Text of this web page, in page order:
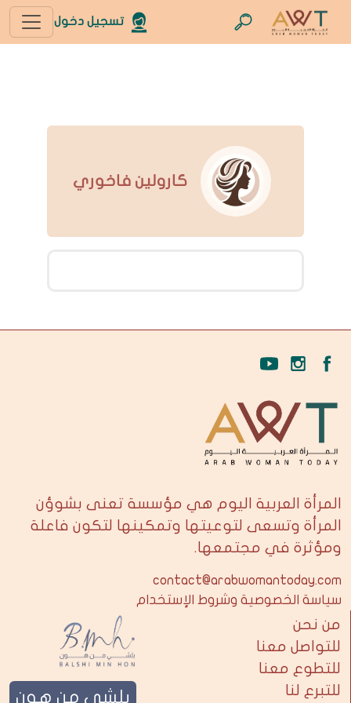
تسجيل دخول
كارولين فاخوري
المرأة العربية اليوم هي مؤسسة تعنى بشوؤن
المرأة وتسعى لتوعيتها وتمكينها لتكون فاعلة
ومؤثرة في مجتمعها.
contact@arabwomantoday.com
سياسة الخصوصية وشروط الإستخدام
من نحن
للتواصل معنا
للتطوع معنا
للتبرع لنا
بلشي من هون